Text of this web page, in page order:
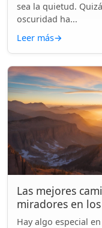
sea la quietud.
oscuridad ha...
Leer más→
Las mejores
miradores en los
Hay algo especial